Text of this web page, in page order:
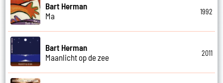
Bart Herman
Ma
1992
Bart Herman
Maanlicht op de zee
2011